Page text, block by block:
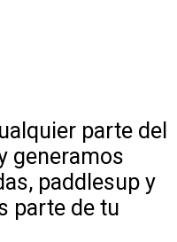
parte del
generamos
paddlesup y
parte de tu